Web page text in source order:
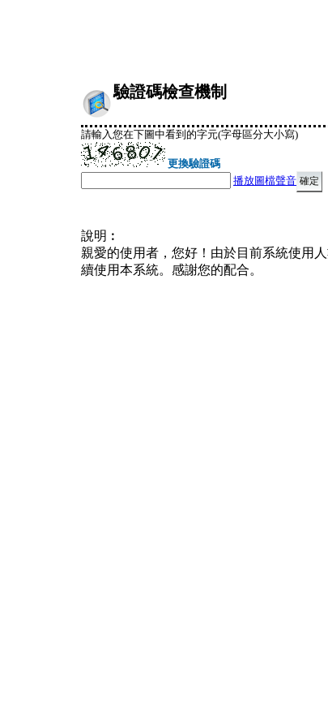
驗證碼檢查機制
請輸入您在下圖中看到的字元(字母區分大小寫)
更換驗證碼
播放圖檔聲音
說明︰
親愛的使用者，您好！由於目前系統使用
續使用本系統。感謝您的配合。